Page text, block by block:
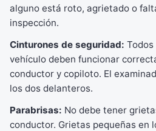
alguno está roto, agrietado o
inspección.
Cinturones de seguridad:
vehículo deben funcionar
conductor y copiloto. El
los dos delanteros.
Parabrisas: No debe tener
conductor. Grietas pequeñas en